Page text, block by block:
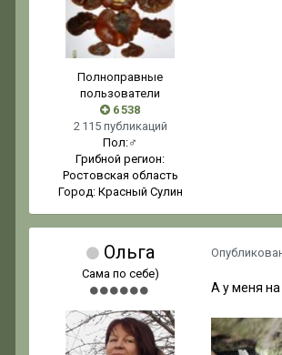
Полноправные
пользователи
6 538
2 115 публикаций
Пол:♂
Грибной регион:
Ростовская область
Город: Красный Сулин
Ольга
Сама по себе)
А у меня на